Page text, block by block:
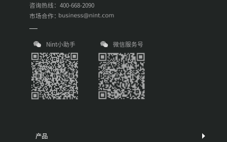
咨询热线：400-668-2090
市场合作：
Nint小助手 微信服务号
产品